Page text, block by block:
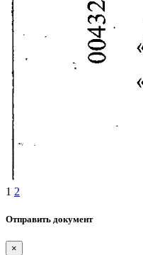
1 2
Отправить документ
×